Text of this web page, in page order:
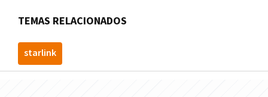
TEMAS RELACIONADOS
starlink